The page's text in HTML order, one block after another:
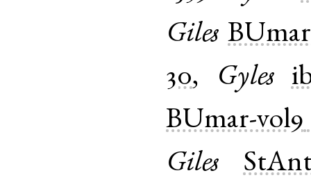
Giles
30, Gyles
BUmar-vol9
Giles